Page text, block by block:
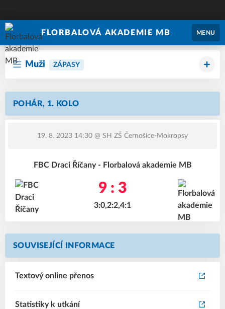
FLORBALOVÁ AKADEMIE MB MENU
Muži ZÁPASY
POHÁR, 1. KOLO
19. 8. 2023 14:30 @ SH ZŠ Černošice-Mokropsy
FBC Draci Říčany - Florbalová akademie MB
9 : 3
3:0,2:2,4:1
SOUVISEJÍCÍ INFORMACE
Textový online přenos
Statistiky k utkání